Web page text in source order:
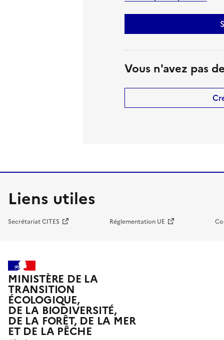
Vous n'avez pas
Liens utiles
Secrétariat CITES Réglementation UE
MINISTÈRE DE LA
TRANSITION
ÉCOLOGIQUE,
DE LA BIODIVERSITÉ,
DE LA FORÊT, DE LA MER
ET DE LA PÊCHE